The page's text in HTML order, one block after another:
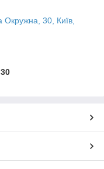
Окружна, 30, Київ,